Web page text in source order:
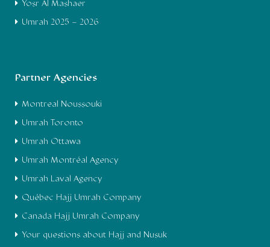
Yosr Al Mashaer
Umrah 2025 – 2026
Partner Agencies
Montreal Noussouki
Umrah Toronto
Umrah Ottawa
Umrah Montréal Agency
Umrah Laval Agency
Québec Hajj Umrah Company
Canada Hajj Umrah Company
Your questions about Hajj and Nusuk